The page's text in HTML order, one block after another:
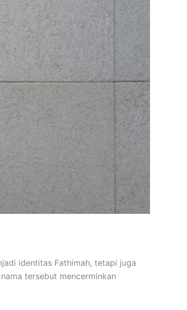
identitas Fathimah, tetapi juga
tersebut mencerminkan